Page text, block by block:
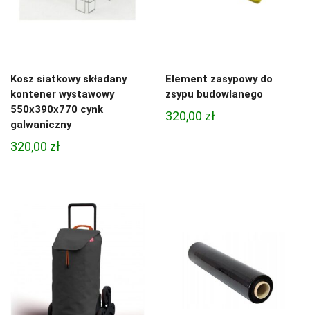
Kosz siatkowy składany
kontener wystawowy
550x390x770 cynk
galwaniczny
320,00 zł
Element zasypowy do
zsypu budowlanego
320,00 zł